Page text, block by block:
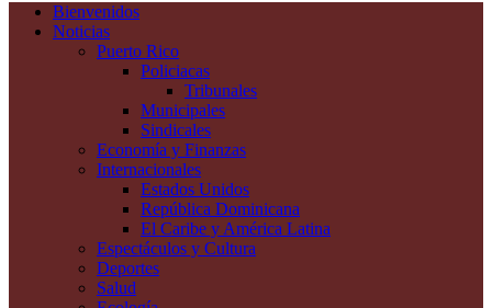
Bienvenidos
Noticias
Puerto Rico
Policiacas
Tribunales
Municipales
Sindicales
Economía y Finanzas
Internacionales
Estados Unidos
República Dominicana
El Caribe y América Latina
Espectáculos y Cultura
Deportes
Salud